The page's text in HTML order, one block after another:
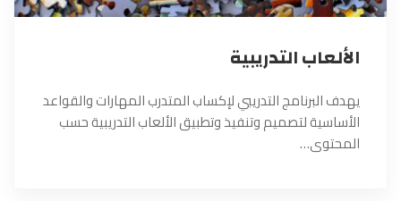
الألعاب التدريبية
يهدف البرنامج التدريبي لإكساب المتدرب المهارات والقواعد
الأساسية لتصميم وتنفيذ وتطبيق الألعاب التدريبية حسب
المحتوى…